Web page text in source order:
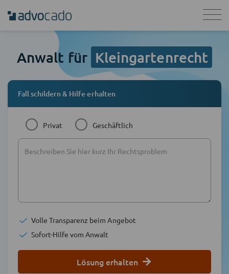
Anwalt für Kleingartenrecht
Fall schildern & Hilfe erhalten
Privat Geschäftlich
Volle Transparenz beim Angebot
Sofort-Hilfe vom Anwalt
Lösung erhalten